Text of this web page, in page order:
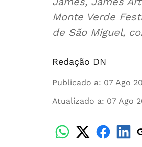
Monte Verde
de São Miguel,
Redação DN
Publicado a: 07 Ago
Atualizado a: 07 Ago